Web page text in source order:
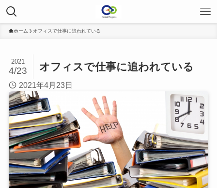
ホーム オフィスで仕事に追われている
オフィスで仕事に追われている
2021
4/23
2021年4月23日